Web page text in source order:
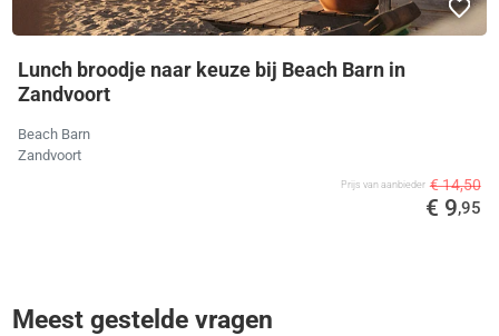
Lunch broodje naar keuze bij Beach Barn in
Zandvoort
Beach Barn
Zandvoort
Prijs van aanbieder € 14,50
€ 9,95
Meest gestelde vragen